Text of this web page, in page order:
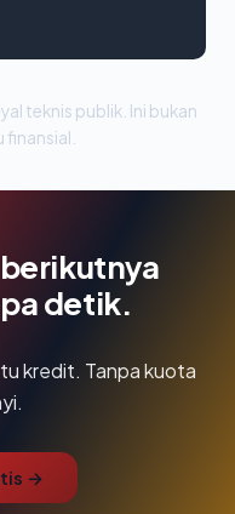
teknis publik. Ini bukan
finansial.
detik.
kredit. Tanpa kuota
→